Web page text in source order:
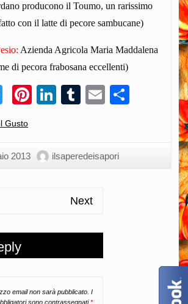
producono il Toumo, un rarissimo
con il latte di pecore sambucane)
Azienda Agricola Maria Maddalena
di pecora frabosana eccellenti)
TwitterPinterest
LinkedIn
Tumblr
Email
Gusto
2013 ilsaperedeisapori
Next
email non sarà pubblicato. I
sono contrassegnati*